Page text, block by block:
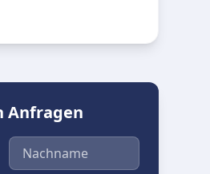
Anfragen
Nachname